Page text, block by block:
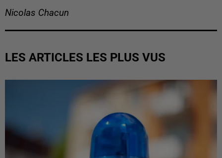
Nicolas Chacun
LES ARTICLES LES PLUS VUS